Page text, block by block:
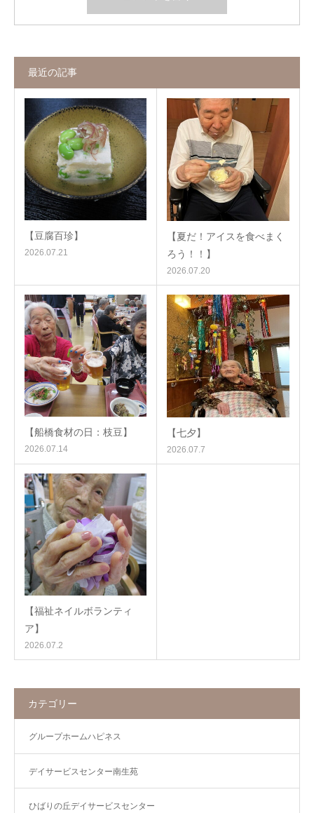
最近の記事
【豆腐百珍】
2026.07.21
【夏だ！アイスを食べまく
ろう！！】
2026.07.20
【船橋食材の日：枝豆】
2026.07.14
【七夕】
2026.07.7
【福祉ネイルボランティ
ア】
2026.07.2
カテゴリー
グループホームハピネス
デイサービスセンター南生苑
ひばりの丘デイサービスセンター